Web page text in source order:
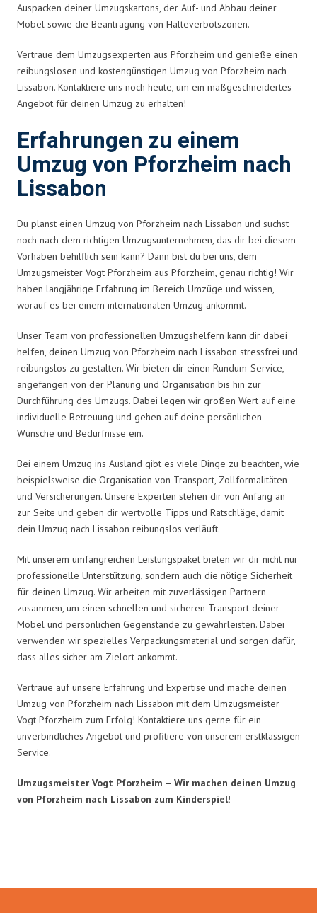
Auspacken deiner Umzugskartons, der Auf- und Abbau deiner
Möbel sowie die Beantragung von Halteverbotszonen.
Vertraue dem Umzugsexperten aus Pforzheim und genieße einen
reibungslosen und kostengünstigen Umzug von Pforzheim nach
Lissabon. Kontaktiere uns noch heute, um ein maßgeschneidertes
Angebot für deinen Umzug zu erhalten!
Erfahrungen zu einem
Umzug von Pforzheim nach
Lissabon
Du planst einen Umzug von Pforzheim nach Lissabon und suchst
noch nach dem richtigen Umzugsunternehmen, das dir bei diesem
Vorhaben behilflich sein kann? Dann bist du bei uns, dem
Umzugsmeister Vogt Pforzheim aus Pforzheim, genau richtig! Wir
haben langjährige Erfahrung im Bereich Umzüge und wissen,
worauf es bei einem internationalen Umzug ankommt.
Unser Team von professionellen Umzugshelfern kann dir dabei
helfen, deinen Umzug von Pforzheim nach Lissabon stressfrei und
reibungslos zu gestalten. Wir bieten dir einen Rundum-Service,
angefangen von der Planung und Organisation bis hin zur
Durchführung des Umzugs. Dabei legen wir großen Wert auf eine
individuelle Betreuung und gehen auf deine persönlichen
Wünsche und Bedürfnisse ein.
Bei einem Umzug ins Ausland gibt es viele Dinge zu beachten, wie
beispielsweise die Organisation von Transport, Zollformalitäten
und Versicherungen. Unsere Experten stehen dir von Anfang an
zur Seite und geben dir wertvolle Tipps und Ratschläge, damit
dein Umzug nach Lissabon reibungslos verläuft.
Mit unserem umfangreichen Leistungspaket bieten wir dir nicht nur
professionelle Unterstützung, sondern auch die nötige Sicherheit
für deinen Umzug. Wir arbeiten mit zuverlässigen Partnern
zusammen, um einen schnellen und sicheren Transport deiner
Möbel und persönlichen Gegenstände zu gewährleisten. Dabei
verwenden wir spezielles Verpackungsmaterial und sorgen dafür,
dass alles sicher am Zielort ankommt.
Vertraue auf unsere Erfahrung und Expertise und mache deinen
Umzug von Pforzheim nach Lissabon mit dem Umzugsmeister
Vogt Pforzheim zum Erfolg! Kontaktiere uns gerne für ein
unverbindliches Angebot und profitiere von unserem erstklassigen
Service.
Umzugsmeister Vogt Pforzheim – Wir machen deinen Umzug
von Pforzheim nach Lissabon zum Kinderspiel!